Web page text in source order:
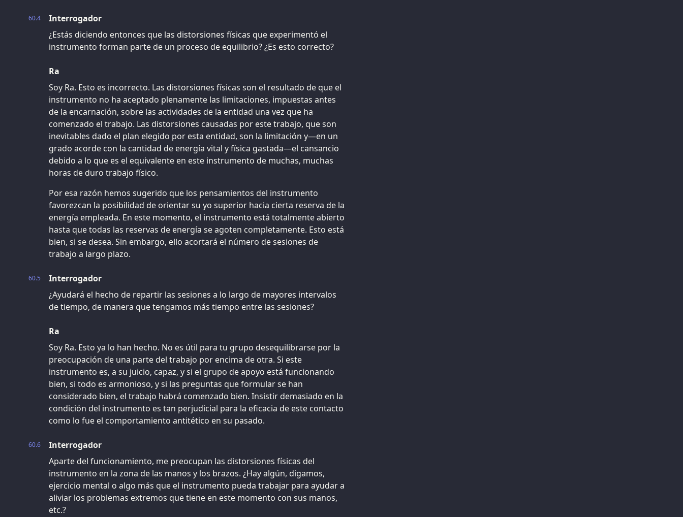
60.4
Interrogador
¿Estás diciendo entonces que las distorsiones físicas que experimentó el
instrumento forman parte de un proceso de equilibrio? ¿Es esto correcto?
Ra
Soy Ra. Esto es incorrecto. Las distorsiones físicas son el resultado de que el
instrumento no ha aceptado plenamente las limitaciones, impuestas antes
de la encarnación, sobre las actividades de la entidad una vez que ha
comenzado el trabajo. Las distorsiones causadas por este trabajo, que son
inevitables dado el plan elegido por esta entidad, son la limitación y—en un
grado acorde con la cantidad de energía vital y física gastada—el cansancio
debido a lo que es el equivalente en este instrumento de muchas, muchas
horas de duro trabajo físico.
Por esa razón hemos sugerido que los pensamientos del instrumento
favorezcan la posibilidad de orientar su yo superior hacia cierta reserva de la
energía empleada. En este momento, el instrumento está totalmente abierto
hasta que todas las reservas de energía se agoten completamente. Esto está
bien, si se desea. Sin embargo, ello acortará el número de sesiones de
trabajo a largo plazo.
60.5
Interrogador
¿Ayudará el hecho de repartir las sesiones a lo largo de mayores intervalos
de tiempo, de manera que tengamos más tiempo entre las sesiones?
Ra
Soy Ra. Esto ya lo han hecho. No es útil para tu grupo desequilibrarse por la
preocupación de una parte del trabajo por encima de otra. Si este
instrumento es, a su juicio, capaz, y si el grupo de apoyo está funcionando
bien, si todo es armonioso, y si las preguntas que formular se han
considerado bien, el trabajo habrá comenzado bien. Insistir demasiado en la
condición del instrumento es tan perjudicial para la eficacia de este contacto
como lo fue el comportamiento antitético en su pasado.
60.6
Interrogador
Aparte del funcionamiento, me preocupan las distorsiones físicas del
instrumento en la zona de las manos y los brazos. ¿Hay algún, digamos,
ejercicio mental o algo más que el instrumento pueda trabajar para ayudar a
aliviar los problemas extremos que tiene en este momento con sus manos,
etc.?